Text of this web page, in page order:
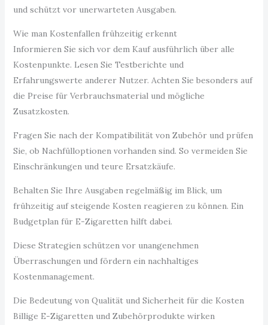
und schützt vor unerwarteten Ausgaben.
Wie man Kostenfallen frühzeitig erkennt
Informieren Sie sich vor dem Kauf ausführlich über alle
Kostenpunkte. Lesen Sie Testberichte und
Erfahrungswerte anderer Nutzer. Achten Sie besonders auf
die Preise für Verbrauchsmaterial und mögliche
Zusatzkosten.
Fragen Sie nach der Kompatibilität von Zubehör und prüfen
Sie, ob Nachfülloptionen vorhanden sind. So vermeiden Sie
Einschränkungen und teure Ersatzkäufe.
Behalten Sie Ihre Ausgaben regelmäßig im Blick, um
frühzeitig auf steigende Kosten reagieren zu können. Ein
Budgetplan für E-Zigaretten hilft dabei.
Diese Strategien schützen vor unangenehmen
Überraschungen und fördern ein nachhaltiges
Kostenmanagement.
Die Bedeutung von Qualität und Sicherheit für die Kosten
Billige E-Zigaretten und Zubehörprodukte wirken